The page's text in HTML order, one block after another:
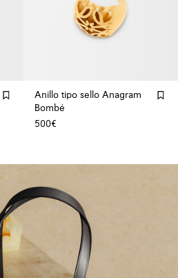
Anillo tipo sello Anagram
Bombé
500€